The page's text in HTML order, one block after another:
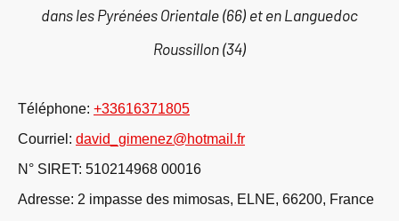
dans les Pyrénées Orientale (66) et en Languedoc
Roussillon (34)
Téléphone: +33616371805
Courriel: david_gimenez@hotmail.fr
N° SIRET: 510214968 00016
Adresse: 2 impasse des mimosas, ELNE, 66200, France